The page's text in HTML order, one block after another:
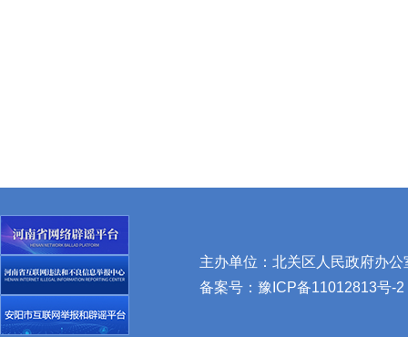
主办单位：北关区人民政府办
备案号： 豫ICP备11012813号-2